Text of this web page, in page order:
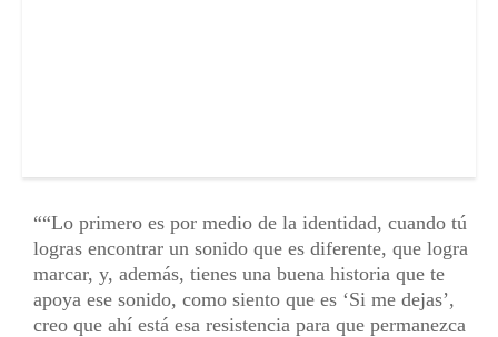
“Lo primero es por medio de la identidad, cuando tú
logras encontrar un sonido que es diferente, que logra
marcar, y, además, tienes una buena historia que te
apoya ese sonido, como siento que es ‘Si me dejas’,
creo que ahí está esa resistencia para que permanezca